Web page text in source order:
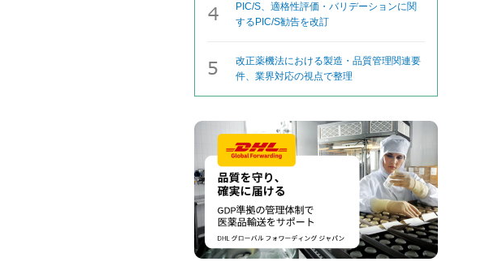
PIC/S、適格性評価・バリデーションに関
するPIC/S勧告を改訂
改正薬機法における製造・品質管理関連要
件、業界対応の視点で整理